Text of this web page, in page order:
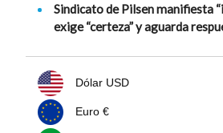
Sindicato de Pilsen manifiesta
exige “certeza” y aguarda
Dólar USD
Euro €